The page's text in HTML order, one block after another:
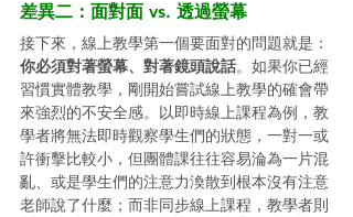
差異二：面對面 vs. 透過螢幕
接下來，線上教學第一個要面對的問題就是：
你必須對著螢幕、對著鏡頭說話。如果你已經
習慣實體教學，剛開始嘗試線上教學的確會帶
來強烈的不安全感。以即時線上課程為例，教
學者將無法即時觀察學生們的狀態，一對一或
許衝擊比較小，但團體課往往容易淪為一片混
亂、或是學生們的注意力渙散到根本沒有注意
老師說了什麼；而非同步線上課程，教學者則